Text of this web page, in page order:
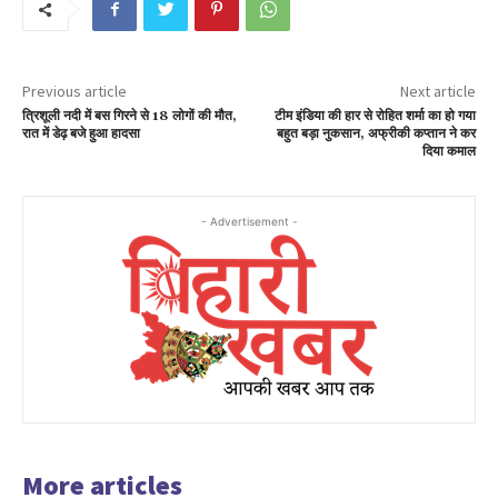
Previous article
त्रिशूली नदी में बस गिरने से 18 लोगों की मौत,
रात में डेढ़ बजे हुआ हादसा
Next article
टीम इंडिया की हार से रोहित शर्मा का हो गया
बहुत बड़ा नुकसान, अफ्रीकी कप्तान ने कर
दिया कमाल
- Advertisement -
More articles